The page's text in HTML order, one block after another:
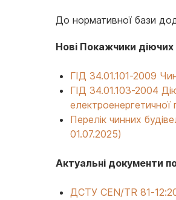
До нормативної бази
Нові Покажчики
ГІД 34.01.101-2009
ГІД 34.01.103-2004
Перелік чинних
01.07.2025)
Актуальні документи
ДСТУ CEN/TR 81-